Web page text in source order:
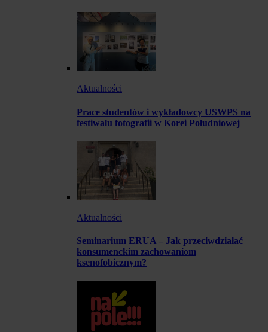
Aktualności
Prace studentów i wykładowcy USWPS na
festiwalu fotografii w Korei Południowej
Aktualności
Seminarium ERUA – Jak przeciwdziałać
konsumenckim zachowaniom
ksenofobicznym?